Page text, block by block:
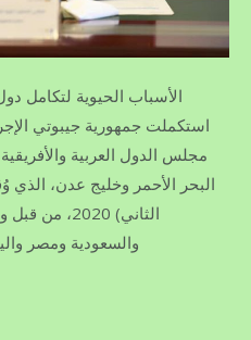
الأسباب الحيوية لتكامل
استكملت جمهورية جيبوتي
الثاني)
والسعودية ومصر